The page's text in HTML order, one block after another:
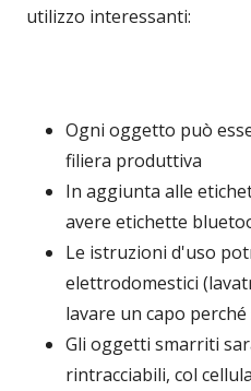
utilizzo interessanti:
Ogni oggetto può
filiera produttiva
In aggiunta alle
avere etichette
Le istruzioni d'uso
elettrodomestici
lavare un capo
Gli oggetti smarriti
rintracciabili, col